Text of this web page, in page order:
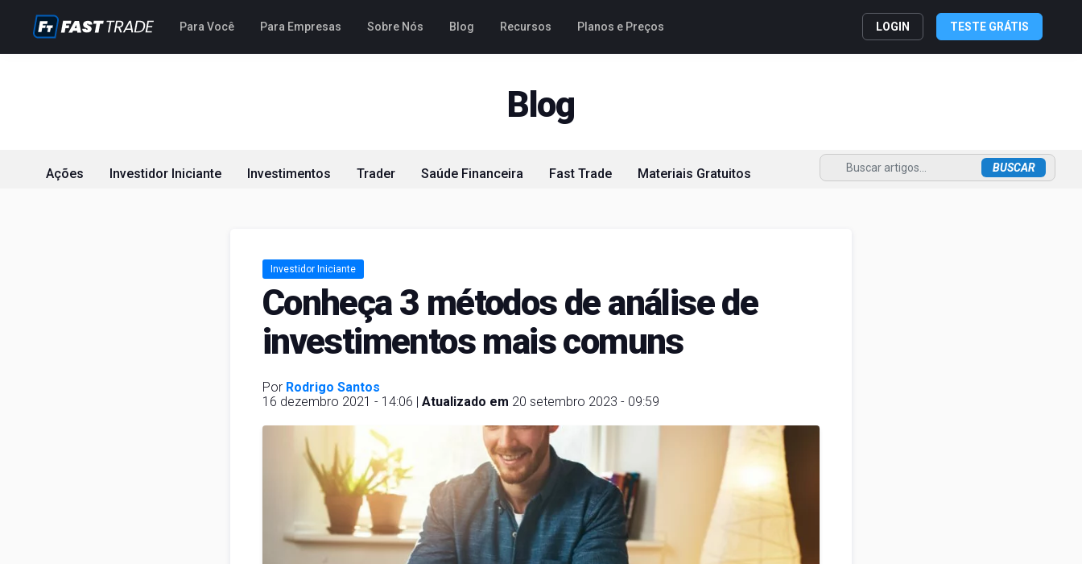
Para Você Para Empresas Sobre Nós Blog Recursos Planos e Preços LOGIN TESTE GRÁTIS
Blog
Ações Investidor Iniciante Investimentos Trader Saúde Financeira Fast Trade Materiais Gratuitos
Investidor Iniciante
Conheça 3 métodos de análise de
investimentos mais comuns
Por Rodrigo Santos
16 dezembro 2021 - 14:06 | Atualizado em 20 setembro 2023 - 09:59